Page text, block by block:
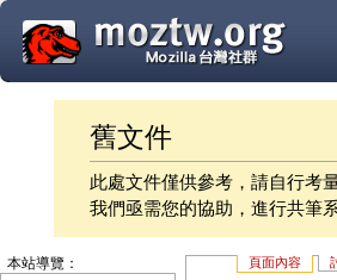
舊文件
此處文件僅供參考，請自行考
我們亟需您的協助，進行共筆
頁面內容
本站導覽：